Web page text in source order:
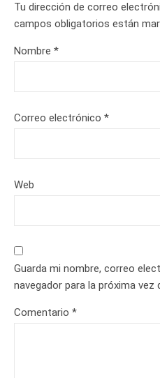
Tu dirección de correo
campos obligatorios están
Nombre *
Correo electrónico *
Web
Guarda mi nombre, correo
navegador para la próxima vez
Comentario *